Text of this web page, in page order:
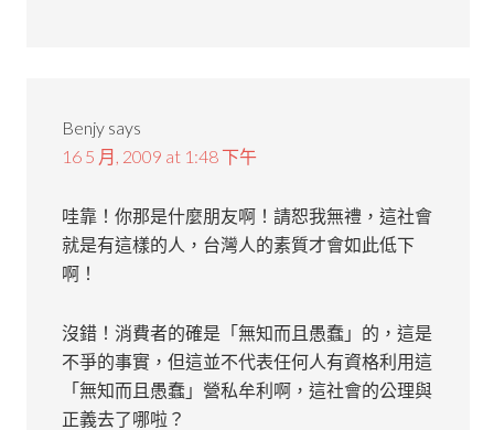
Benjy says
16 5 月, 2009 at 1:48 下午
哇靠！你那是什麼朋友啊！請恕我無禮，這社會
就是有這樣的人，台灣人的素質才會如此低下
啊！
沒錯！消費者的確是「無知而且愚蠢」的，這是
不爭的事實，但這並不代表任何人有資格利用這
「無知而且愚蠢」營私牟利啊，這社會的公理與
正義去了哪啦？